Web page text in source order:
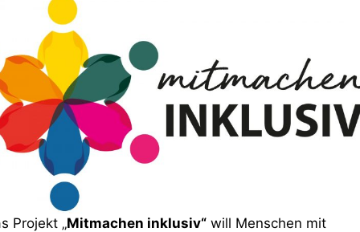
Projekt „Mitmachen inklusiv“ will Menschen mit